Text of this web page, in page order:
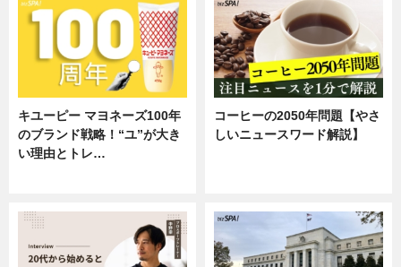
キユーピー マヨネーズ100年
のブランド戦略！“ユ”が大き
い理由とトレ…
コーヒーの2050年問題【やさ
しいニュースワード解説】